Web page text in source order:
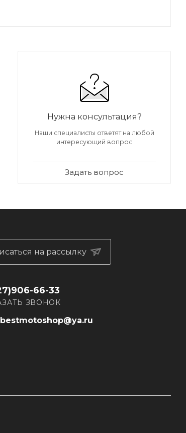
Нужна консультация?
Наши специалисты ответят на любой
интересующий вопрос
Задать вопрос
на рассылку
66-33
ЗВОНОК